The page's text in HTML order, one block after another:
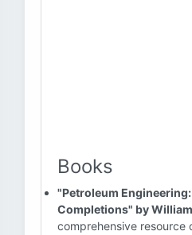
Books
"Petroleum
Completions" by
comprehensive resource